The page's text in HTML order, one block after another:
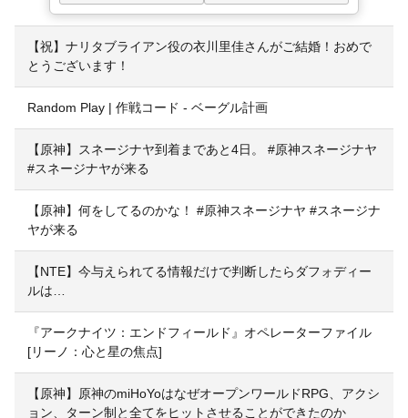
【祝】ナリタブライアン役の衣川里佳さんがご結婚！おめで
とうございます！
Random Play | 作戦コード - ベーグル計画
【原神】スネージナヤ到着まであと4日。 #原神スネージナヤ
#スネージナヤが来る
【原神】何をしてるのかな！ #原神スネージナヤ #スネージナ
ヤが来る
【NTE】今与えられてる情報だけで判断したらダフォディー
ルは…
『アークナイツ：エンドフィールド』オペレーターファイル
[リーノ：心と星の焦点]
【原神】原神のmiHoYoはなぜオープンワールドRPG、アクシ
ョン、ターン制と全てをヒットさせることができたのか